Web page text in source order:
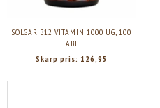
SOLGAR B12 VITAMIN 1000 UG, 100
TABL.
Skarp pris: 126,95